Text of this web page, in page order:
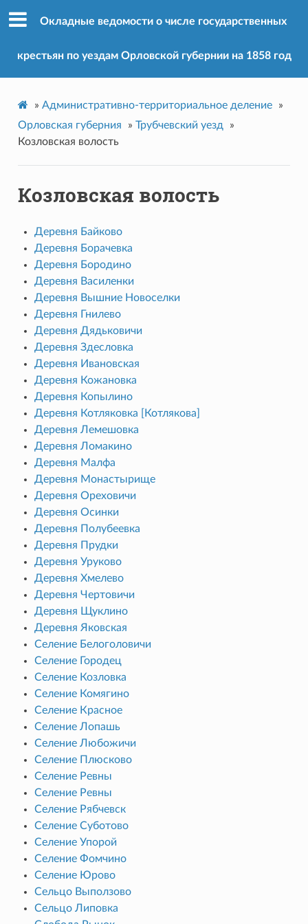
Окладные ведомости о числе государственных
крестьян по уездам Орловской губернии на 1858 год
» Административно-территориальное деление
»
Орловская губерния
» Трубчевский уезд
»
Козловская волость
Козловская волость
Деревня Байково
Деревня Борачевка
Деревня Бородино
Деревня Василенки
Деревня Вышние Новоселки
Деревня Гнилево
Деревня Дядьковичи
Деревня Здесловка
Деревня Ивановская
Деревня Кожановка
Деревня Копылино
Деревня Котляковка [Котлякова]
Деревня Лемешовка
Деревня Ломакино
Деревня Малфа
Деревня Монастырище
Деревня Ореховичи
Деревня Осинки
Деревня Полубеевка
Деревня Прудки
Деревня Уруково
Деревня Хмелево
Деревня Чертовичи
Деревня Щуклино
Деревня Яковская
Селение Белоголовичи
Селение Городец
Селение Козловка
Селение Комягино
Селение Красное
Селение Лопашь
Селение Любожичи
Селение Плюсково
Селение Ревны
Селение Ревны
Селение Рябчевск
Селение Суботово
Селение Упорой
Селение Фомчино
Селение Юрово
Сельцо Выползово
Сельцо Липовка